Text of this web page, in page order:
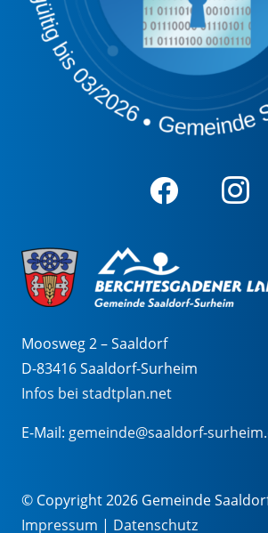
Moosweg 2 – Saaldorf
D-83416 Saaldorf-Surheim
Infos bei stadtplan.net
E-Mail: gemeinde@saaldorf-
© Copyright 2026 Gemeinde
Impressum | Datenschutz